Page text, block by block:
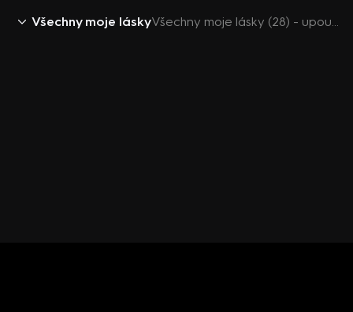
Všechny moje lásky Všechny moje lásky (28) - upoutávka